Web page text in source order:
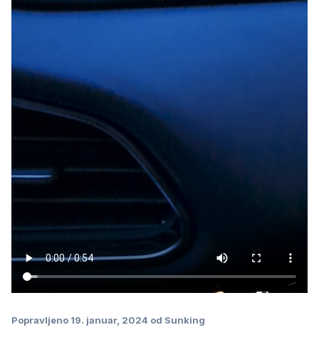
Popravljeno 19. januar, 2024 od Sunking